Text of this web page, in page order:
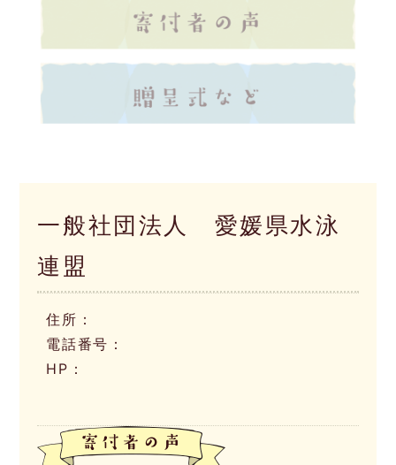
一般社団法人 愛媛県水泳
連盟
住所：
電話番号：
HP：